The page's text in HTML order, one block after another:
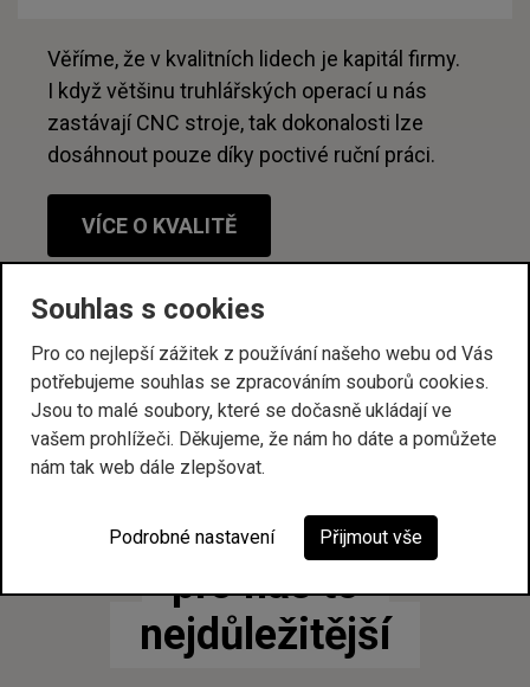
Věříme, že v kvalitních lidech je kapitál firmy.
I když většinu truhlářských operací u nás
zastávají CNC stroje, tak dokonalosti lze
dosáhnout pouze díky poctivé ruční práci.
VÍCE O KVALITĚ
Vaše spokojenost je
pro nás to
nejdůležitější
Souhlas s cookies
Pro co nejlepší zážitek z používání našeho webu od Vás
potřebujeme souhlas se zpracováním souborů cookies.
Jsou to malé soubory, které se dočasně ukládají ve
vašem prohlížeči. Děkujeme, že nám ho dáte a pomůžete
nám tak web dále zlepšovat.
Podrobné nastavení Přijmout vše